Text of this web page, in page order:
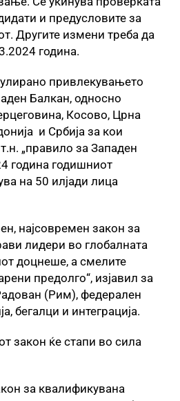
и предусловите за
Другите измени треба да
година.
привлекувањето
Балкан, односно
Косово, Црна
и Србија за кои
„правило за Западен
година годишниот
на 50 илјади лица
најсовремен закон за
лидери во глобалната
доцнеше, а смелите
предолго“, изјавил за
(Рим), федерален
бегалци и интеграција.
закон ќе стапи во сила
за квалификувана